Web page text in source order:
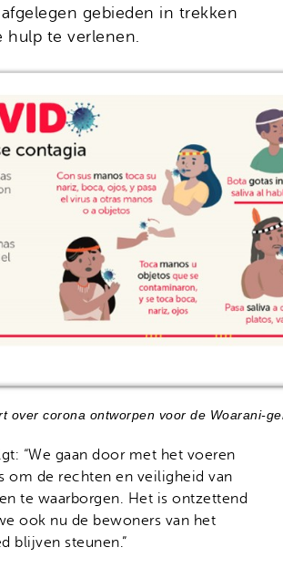
gebieden in trekken
hulp te verlenen.
over corona ontworpen voor de Woarani-
“We gaan door met het voeren
om de rechten en veiligheid van
te waarborgen. Het is ontzettend
ook nu de bewoners van het
blijven steunen.”